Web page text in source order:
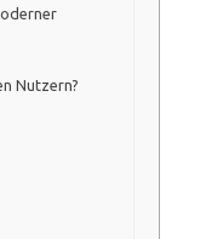
Nutzern?